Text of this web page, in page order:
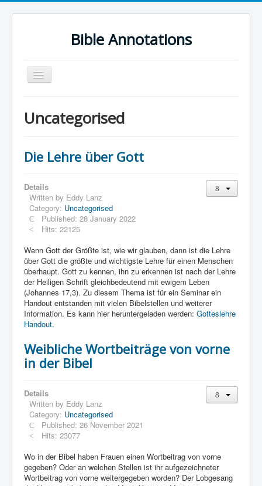
Bible Annotations
Toggle
Navigation
Urdu Geo Version
Urdu
Deutsch
Hebrew OT
Greek NT
Links
Linux and Open Source
Uncategorised
Die Lehre über Gott
Details
Written by Eddy Lanz
Category: Uncategorised
Published: 28 January 2022
Hits: 22125
Wenn Gott der Größte ist, wie wir glauben, dann ist die Lehre
über Gott die größte und wichtigste Lehre für einen Menschen
überhaupt. Gott zu kennen, ihn zu erkennen ist nach der Lehre
der Heiligen Schrift gleichbedeutend mit ewigem Leben
(Johannes 17,3). Zu diesem Thema ist für ein Seminar ein
Handout entstanden mit vielen Bibelstellen und weiterer
Information. Es kann hier heruntergeladen werden: Gotteslehre
Handout.
Weibliche Wortbeiträge von vorne
in der Bibel
Details
Written by Eddy Lanz
Category: Uncategorised
Published: 26 November 2021
Hits: 23077
Wo in der Bibel haben Frauen einen Wortbeitrag von vorne
gegeben? Oder an welchen Stellen ist ihr aufgezeichneter
Wortbeitrag von vorne weitergegeben worden? Der Lobgesang